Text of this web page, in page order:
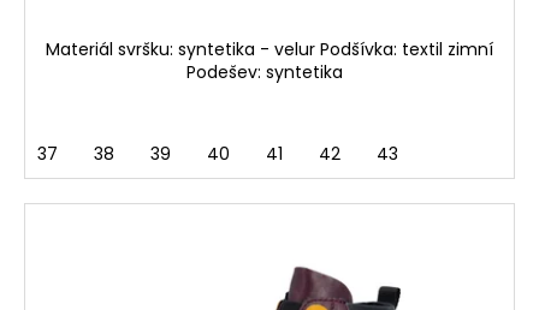
Materiál svršku: syntetika - velur Podšívka: textil zimní
Podešev: syntetika
37 38 39 40 41 42 43